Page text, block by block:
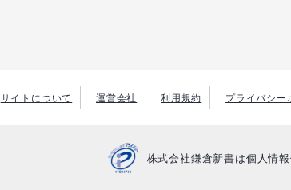
サイトについて 運営会社 利用規約 プライバシー
株式会社鎌倉新書は個人情